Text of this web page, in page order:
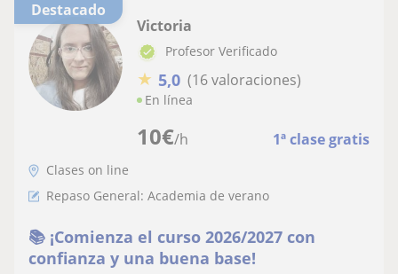
Destacado
10€/h 1ª clase gratis
Victoria
Profesor Verificado
★ 5,0 (16 valoraciones)
En línea
Clases on line
Repaso General: Academia de verano
📚 ¡Comienza el curso 2026/2027 con
confianza y una buena base!